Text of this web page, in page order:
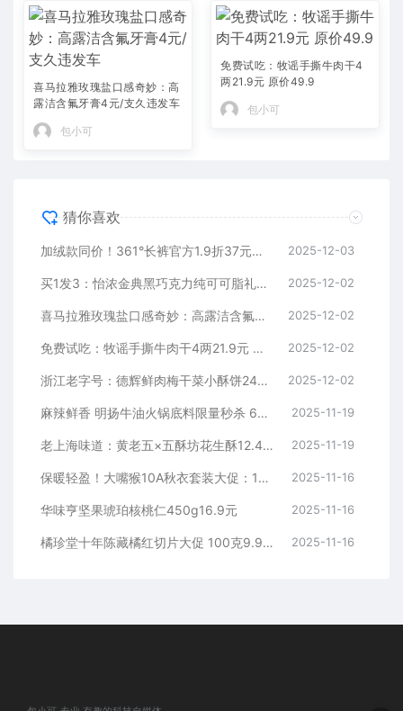
喜马拉雅玫瑰盐口感奇妙：高
露洁含氟牙膏4元/支久违发车
包小可
免费试吃：牧谣手撕牛肉干4
两21.9元 原价49.9
包小可
猜你喜欢
加绒款同价！361°长裤官方1.9折37元新低速囤（门店179元） 2025-12-03
买1发3：怡浓金典黑巧克力纯可可脂礼盒装140g 13.9元 2025-12-02
喜马拉雅玫瑰盐口感奇妙：高露洁含氟牙膏4元/支久违发车 2025-12-02
免费试吃：牧谣手撕牛肉干4两21.9元 原价49.9 2025-12-02
浙江老字号：德辉鲜肉梅干菜小酥饼24元80个发车 2025-12-02
麻辣鲜香 明扬牛油火锅底料限量秒杀 6袋到手16.36元 2025-11-19
老上海味道：黄老五×五酥坊花生酥12.4元/斤探新低 2025-11-19
保暖轻盈！大嘴猴10A秋衣套装大促：14元券 39.1到手 2025-11-16
华味亨坚果琥珀核桃仁450g16.9元 2025-11-16
橘珍堂十年陈藏橘红切片大促 100克9.9元 2025-11-16